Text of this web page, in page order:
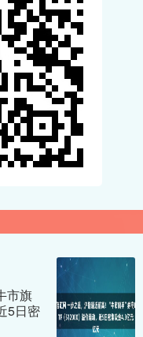
市旗
5日密